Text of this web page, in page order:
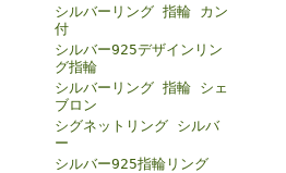
シルバーリング 指輪 カン
付
シルバー925デザインリン
グ指輪
シルバーリング 指輪 シェ
ブロン
シグネットリング シルバ
ー
シルバー925指輪リング